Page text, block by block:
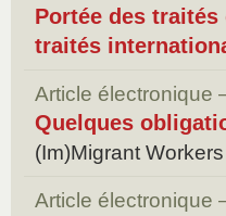
Portée des
traités
Article électronique
Quelques
(Im)Migrant
Article électronique